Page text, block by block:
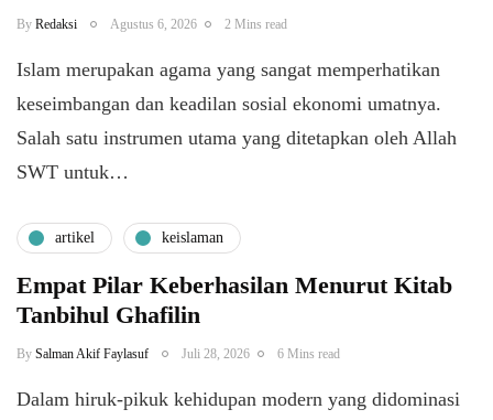
By Redaksi Agustus 6, 2026 2 Mins read
Islam merupakan agama yang sangat memperhatikan
keseimbangan dan keadilan sosial ekonomi umatnya.
Salah satu instrumen utama yang ditetapkan oleh Allah
SWT untuk…
artikel keislaman
Empat Pilar Keberhasilan Menurut Kitab
Tanbihul Ghafilin
By Salman Akif Faylasuf Juli 28, 2026 6 Mins read
Dalam hiruk-pikuk kehidupan modern yang didominasi